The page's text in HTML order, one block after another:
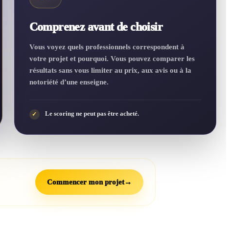
Comprenez avant de choisir
Vous voyez quels professionnels correspondent à
votre projet et pourquoi. Vous pouvez comparer les
résultats sans vous limiter au prix, aux avis ou à la
notoriété d’une enseigne.
✓ Le scoring ne peut pas être acheté.
Commencer mon projet→